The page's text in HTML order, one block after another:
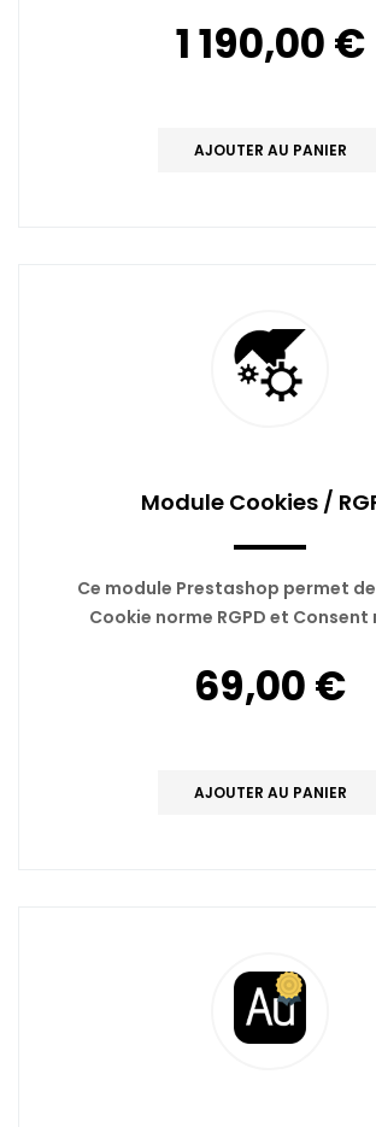
1 190,00 €
AJOUTER AU PANIER
Module Cookies /
Ce module Prestashop permet
Cookie norme RGPD et Consent
69,00 €
AJOUTER AU PANIER